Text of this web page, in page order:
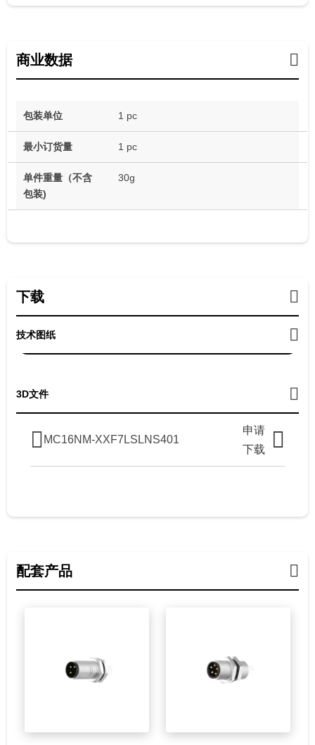
商业数据
包装单位 1 pc
最小订货量 1 pc
单件重量（不含
包装)
30g
下载
技术图纸
3D文件
MC16NM-XXF7LSLNS401
申请
下载
配套产品